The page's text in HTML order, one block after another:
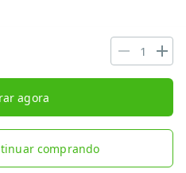
agora
comprando